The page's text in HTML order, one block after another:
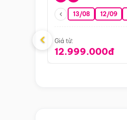
13/08 12/09
Giá từ:
12.999.000đ
‹